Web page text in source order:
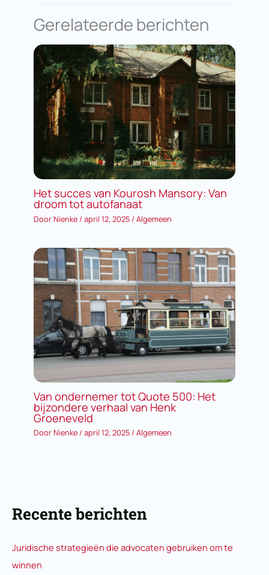
Gerelateerde berichten
Het succes van Kourosh Mansory: Van
droom tot autofanaat
DoorNienke /april 12, 2025 /Algemeen
Van ondernemer tot Quote 500: Het
bijzondere verhaal van Henk
Groeneveld
DoorNienke/april 12, 2025/Algemeen
Recente berichten
Juridische strategieën die advocaten gebruiken om te
winnen